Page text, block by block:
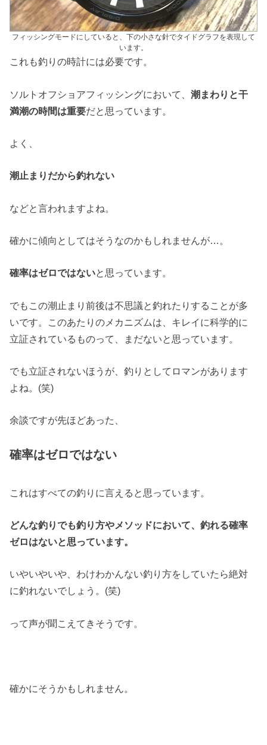
フィッシングモードにしていると、下の小さな針でタイドグラフを表現して
います。
これも釣りの時計には必要です。
ソルトオフショアフィッシングにおいて、潮まわりと干
満潮の時間は重要だと思っています。
よく、
潮止まりだから釣れない
などと言われますよね。
確かに傾向としてはそうなのかもしれませんが…。
確率はゼロではないと思っています。
でもこの潮止まり前後は不思議と釣れたりすることが多
いです。このあたりのメカニズムは、キレイに科学的に
立証されているものって、まだないと思っています。
でも立証されないほうが、釣りとしてロマンがあります
よね。(笑)
余談ですが先ほどあった、
確率はゼロではない
これはすべての釣りに言えると思っています。
どんな釣りでも釣り方やメソッドにおいて、釣れる確率
ゼロはないと思っています。
いやいやいや、わけわかんない釣り方をしていたら絶対
に釣れないでしょう。(笑)
って声が聞こえてきそうです。
確かにそうかもしれません。